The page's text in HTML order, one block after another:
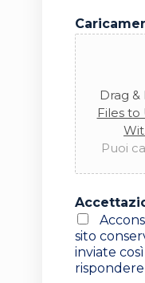
I
m
p
o
r
t
o
*
t
r
a
t
a
t
i
Drag &
Files
Puoi
sito
inviate